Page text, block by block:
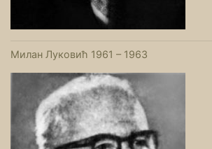
Милан Луковић 1961 – 1963